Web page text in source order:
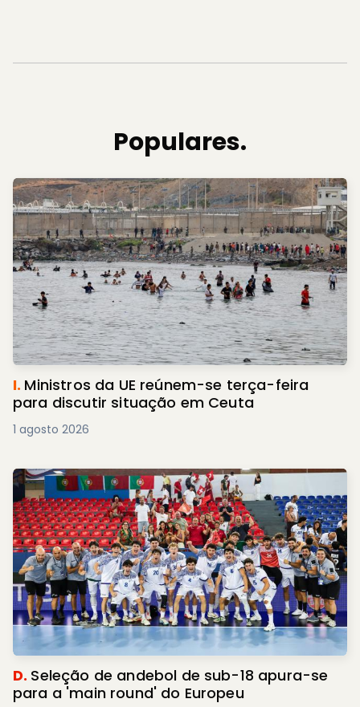
Populares.
I. Ministros da UE reúnem-se terça-feira
para discutir situação em Ceuta
1 agosto 2026
D. Seleção de andebol de sub-18 apura-se
para a 'main round' do Europeu